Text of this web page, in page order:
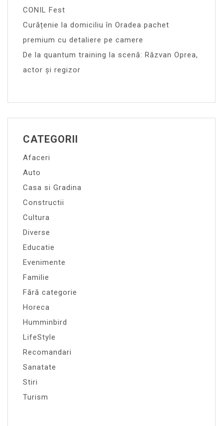
CONIL Fest
Curățenie la domiciliu în Oradea pachet
premium cu detaliere pe camere
De la quantum training la scenă: Răzvan Oprea,
actor și regizor
CATEGORII
Afaceri
Auto
Casa si Gradina
Constructii
Cultura
Diverse
Educatie
Evenimente
Familie
Fără categorie
Horeca
Humminbird
LifeStyle
Recomandari
Sanatate
Stiri
Turism